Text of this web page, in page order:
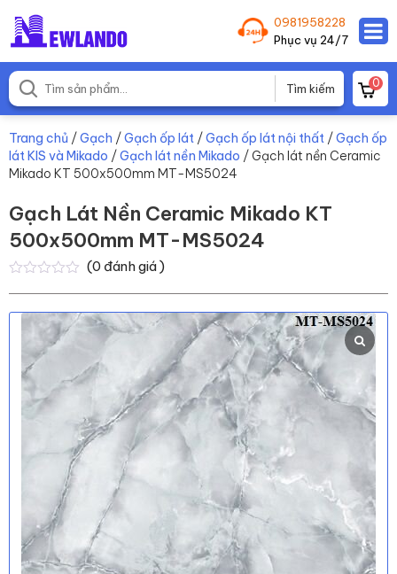
0981958228
Phục vụ 24/7
0
Trang chủ /Gạch /Gạch ốp lát /Gạch ốp lát nội thất /Gạch ốp
lát KIS và Mikado /Gạch lát nền Mikado / Gạch lát nền Ceramic
Mikado KT 500x500mm MT-MS5024
Gạch Lát Nền Ceramic Mikado KT
500x500mm MT-MS5024
5
đánh
(0 đánh giá )